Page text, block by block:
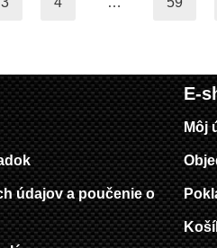
údajov a poučenie o
E-
Môj